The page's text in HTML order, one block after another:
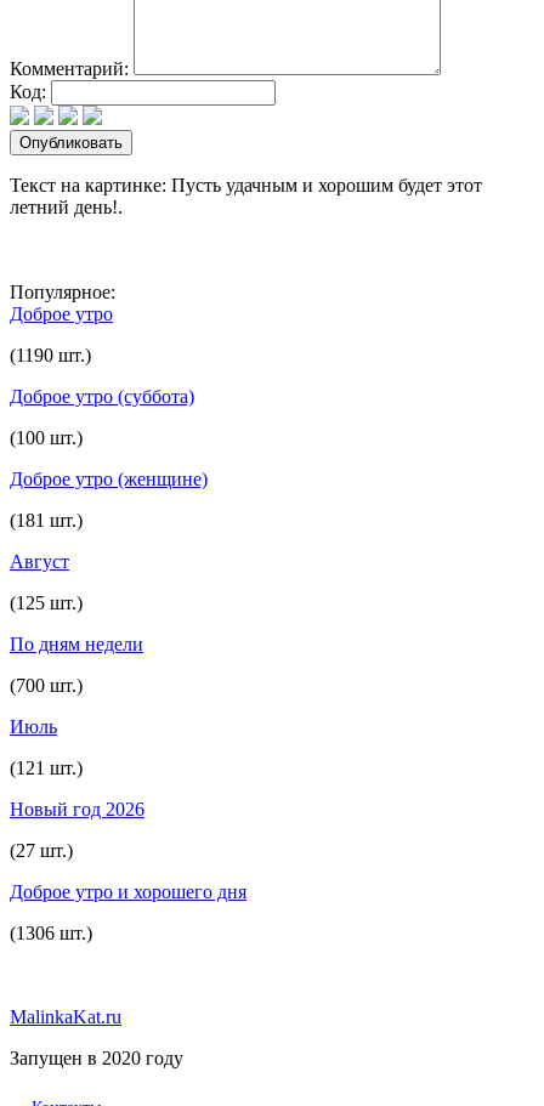
Комментарий:
Код:
Текст на картинке: Пусть удачным и хорошим будет этот
летний день!.
Популярное:
Доброе утро
(1190 шт.)
Доброе утро (суббота)
(100 шт.)
Доброе утро (женщине)
(181 шт.)
Август
(125 шт.)
По дням недели
(700 шт.)
Июль
(121 шт.)
Новый год 2026
(27 шт.)
Доброе утро и хорошего дня
(1306 шт.)
MalinkaKat.ru
Запущен в 2020 году